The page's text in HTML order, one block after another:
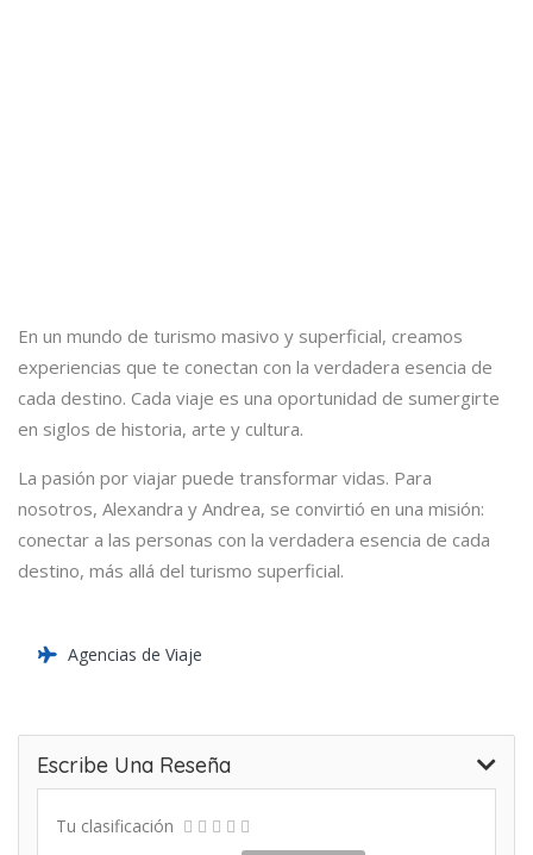
En un mundo de turismo masivo y superficial, creamos
experiencias que te conectan con la verdadera esencia de
cada destino. Cada viaje es una oportunidad de sumergirte
en siglos de historia, arte y cultura.
La pasión por viajar puede transformar vidas. Para
nosotros, Alexandra y Andrea, se convirtió en una misión:
conectar a las personas con la verdadera esencia de cada
destino, más allá del turismo superficial.
Agencias de Viaje
Escribe Una Reseña
Tu clasificación